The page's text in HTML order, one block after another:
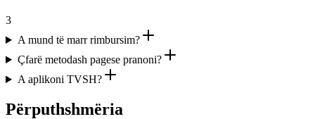
3
A mund të marr rimbursim?
Çfarë metodash pagese pranoni?
A aplikoni TVSH?
Përputhshmëria